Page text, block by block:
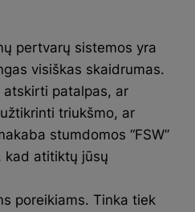
pertvarų sistemos yra
visiškas skaidrumas.
atskirti patalpas, ar
triukšmo, ar
stumdomos “FSW”
kad atitiktų jūsų
poreikiams. Tinka tiek